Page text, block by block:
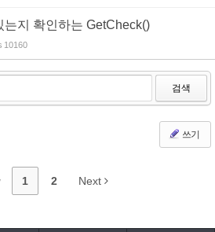
지 확인하는 GetCheck()
10160
검색
쓰기
1 2 Next